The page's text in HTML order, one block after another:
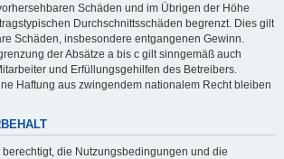
Schäden und im Übrigen der Höhe
Durchschnittsschäden begrenzt. Dies gilt
Schäden, insbesondere entgangenen Gewinn.
der Absätze a bis c gilt sinngemäß auch
und Erfüllungsgehilfen des Betreibers.
Haftung aus zwingendem nationalem Recht bleiben
berechtigt, die Nutzungsbedingungen und die